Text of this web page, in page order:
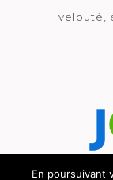
velouté
En poursuivant